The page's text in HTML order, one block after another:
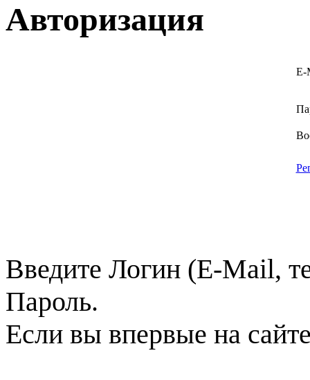
Авторизация
E-
Введите Логин (E-Mail,
Пароль.
Если вы впервые на